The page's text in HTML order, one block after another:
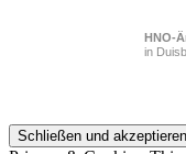
HNO-
in